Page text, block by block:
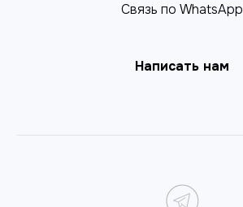
Связь по WhatsApp
Написать нам